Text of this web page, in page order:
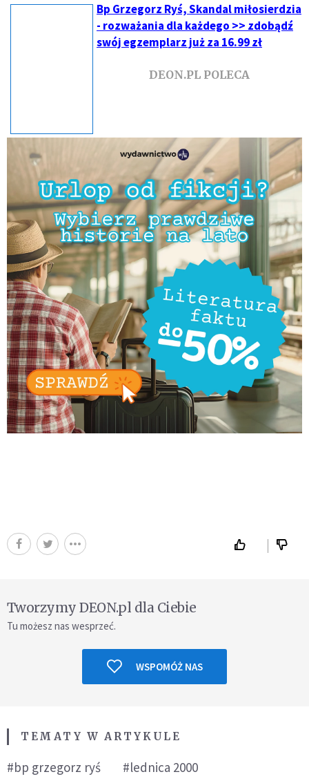
Bp Grzegorz Ryś, Skandal miłosierdzia
- rozważania dla każdego >> zdobądź
swój egzemplarz już za 16.99 zł
DEON.PL POLECA
Tworzymy DEON.pl dla Ciebie
Tu możesz nas wesprzeć.
WSPOMÓŻ NAS
TEMATY W ARTYKULE
#bp grzegorz ryś #lednica 2000